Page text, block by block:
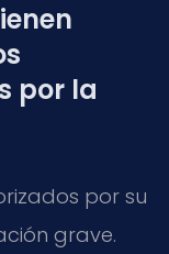
por la
por su
grave.